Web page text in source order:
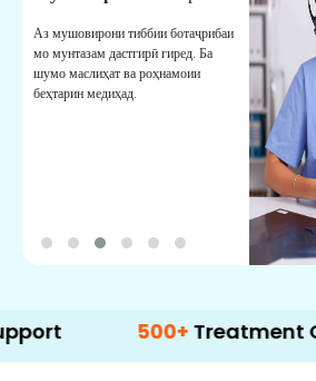
Аз мушовирони тиббии ботаҷрибаи
мо мунтазам дастгирӣ гиред. Ба
шумо маслиҳат ва роҳнамоии
беҳтарин медиҳад.
500+ Treatment Options